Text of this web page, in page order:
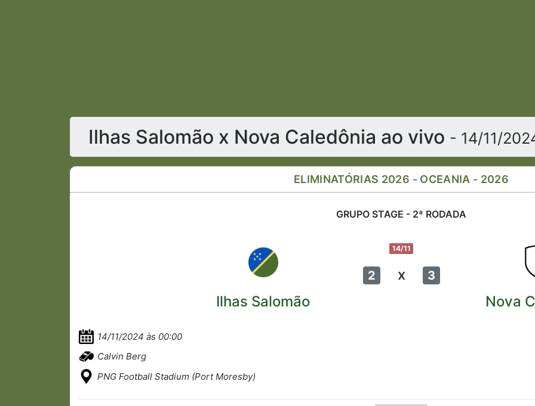
Ilhas Salomão x Nova Caledônia ao vivo - 14/11/
ELIMINATÓRIAS 2026 - OCEANIA - 2026
GRUPO STAGE - 2ª RODADA
14/11
2 x 3
Ilhas Salomão Nova
14/11/2024 às 00:00
Calvin Berg
PNG Football Stadium (Port Moresby)